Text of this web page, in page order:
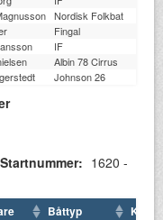
Nordisk Folkbat
Fingal
IF
Albin 78 Cirrus
Johnson 26
Startnummer: 1620 -
Båttyp Klubb